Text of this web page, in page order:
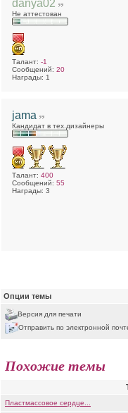
danya02
Не аттестован
Талант: -1
Сообщений: 20
Награды: 1
jama
Кандидат в тех.дизайнеры
Талант: 400
Сообщений: 55
Награды: 3
Опции темы
Версия для печати
Отправить по электронной
Похожие темы
Пластмассовое сердце...